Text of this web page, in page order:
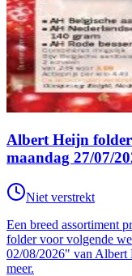
Albert Heijn
maandag 27/07/
Niet verstrekt
Een breed assortiment
folder voor volgende
02/08/2026" van Albert
meer.